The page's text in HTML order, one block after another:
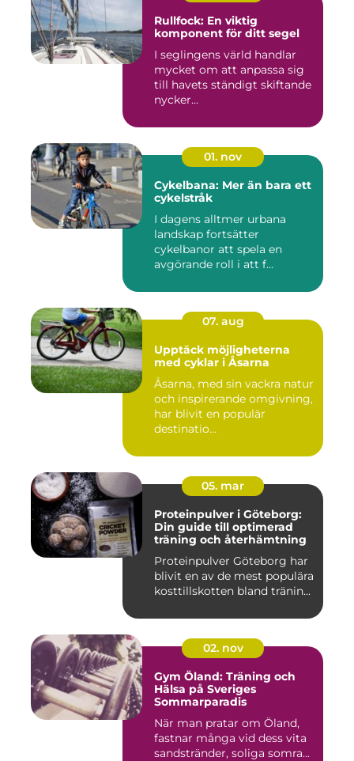
Rullfock: En viktig
komponent för ditt segel
I seglingens värld handlar
mycket om att anpassa sig
till havets ständigt skiftande
nycker...
01. nov
Cykelbana: Mer än bara ett
cykelstråk
I dagens alltmer urbana
landskap fortsätter
cykelbanor att spela en
avgörande roll i att f...
07. aug
Upptäck möjligheterna
med cyklar i Åsarna
Åsarna, med sin vackra natur
och inspirerande omgivning,
har blivit en populär
destinatio...
05. mar
Proteinpulver i Göteborg:
Din guide till optimerad
träning och återhämtning
Proteinpulver Göteborg har
blivit en av de mest populära
kosttillskotten bland tränin...
02. nov
Gym Öland: Träning och
Hälsa på Sveriges
Sommarparadis
När man pratar om Öland,
fastnar många vid dess vita
sandstränder, soliga somra...